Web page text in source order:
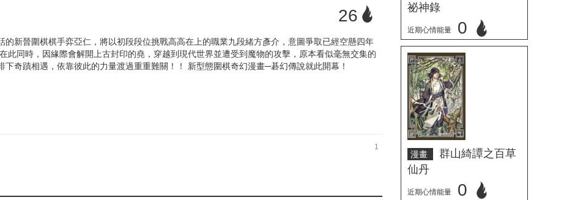
26
的新晉圍棋棋手弈亞仁，將以初段段位挑戰高高在上的職業九段緒方彥介，意圖爭取已經空懸四年
此同時，因緣際會解開上古封印的堯，穿越到現代世界並遭受到魔物的攻擊，原本看似毫無交集的
下奇蹟相遇，依靠彼此的力量渡過重重難關！！ 新型態圍棋奇幻漫畫─碁幻傳說就此開幕！
1
祕神錄
近期心情能量 0
立刻心情投票
漫畫
群山綺譚之百草
仙丹
近期心情能量 0